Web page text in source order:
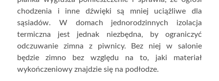
chodzenia i inne dźwięki są mniej uciążliwe dla
sąsiadów. W domach jednorodzinnych izolacja
termiczna jest jednak niezbędna, by ograniczyć
odczuwanie zimna z piwnicy. Bez niej w salonie
będzie zimno bez względu na to, jaki materiał
wykończeniowy znajdzie się na podłodze.